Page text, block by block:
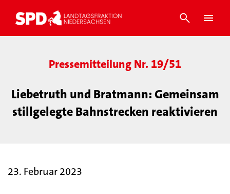
Pressemitteilung Nr. 19/51
Liebetruth und Bratmann: Gemeinsam
stillgelegte Bahnstrecken reaktivieren
23. Februar 2023